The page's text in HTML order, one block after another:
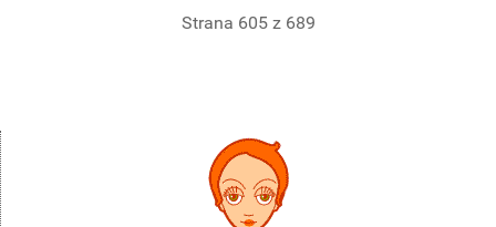
Strana 605 z 689